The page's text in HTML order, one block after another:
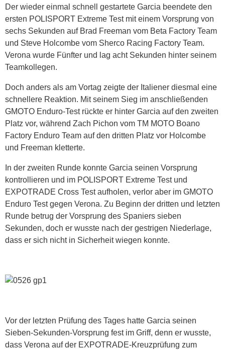
Der wieder einmal schnell gestartete Garcia beendete den
ersten POLISPORT Extreme Test mit einem Vorsprung von
sechs Sekunden auf Brad Freeman vom Beta Factory Team
und Steve Holcombe vom Sherco Racing Factory Team.
Verona wurde Fünfter und lag acht Sekunden hinter seinem
Teamkollegen.
Doch anders als am Vortag zeigte der Italiener diesmal eine
schnellere Reaktion. Mit seinem Sieg im anschließenden
GMOTO Enduro-Test rückte er hinter Garcia auf den zweiten
Platz vor, während Zach Pichon vom TM MOTO Boano
Factory Enduro Team auf den dritten Platz vor Holcombe
und Freeman kletterte.
In der zweiten Runde konnte Garcia seinen Vorsprung
kontrollieren und im POLISPORT Extreme Test und
EXPOTRADE Cross Test aufholen, verlor aber im GMOTO
Enduro Test gegen Verona. Zu Beginn der dritten und letzten
Runde betrug der Vorsprung des Spaniers sieben
Sekunden, doch er wusste nach der gestrigen Niederlage,
dass er sich nicht in Sicherheit wiegen konnte.
Vor der letzten Prüfung des Tages hatte Garcia seinen
Sieben-Sekunden-Vorsprung fest im Griff, denn er wusste,
dass Verona auf der EXPOTRADE-Kreuzprüfung zum